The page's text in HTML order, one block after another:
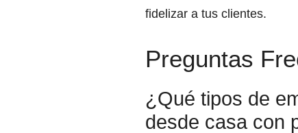
fidelizar a tus clientes.
Preguntas
¿Qué tipos de
desde casa con